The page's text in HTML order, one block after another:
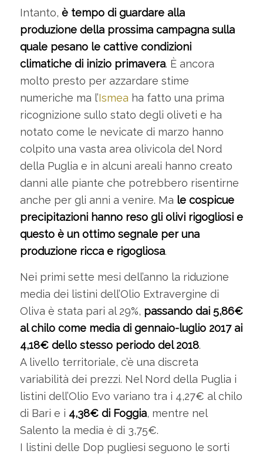
Intanto, è tempo di guardare alla
produzione della prossima campagna sulla
quale pesano le cattive condizioni
climatiche di inizio primavera. È ancora
molto presto per azzardare stime
numeriche ma l’Ismea ha fatto una prima
ricognizione sullo stato degli oliveti e ha
notato come le nevicate di marzo hanno
colpito una vasta area olivicola del Nord
della Puglia e in alcuni areali hanno creato
danni alle piante che potrebbero risentirne
anche per gli anni a venire. Ma le cospicue
precipitazioni hanno reso gli olivi rigogliosi e
questo è un ottimo segnale per una
produzione ricca e rigogliosa.
Nei primi sette mesi dell’anno la riduzione
media dei listini dell’Olio Extravergine di
Oliva è stata pari al 29%, passando dai 5,86€
al chilo come media di gennaio-luglio 2017 ai
4,18€ dello stesso periodo del 2018.
A livello territoriale, c’è una discreta
variabilità dei prezzi. Nel Nord della Puglia i
listini dell’Olio Evo variano tra i 4,27€ al chilo
di Bari e i 4,38€ di Foggia, mentre nel
Salento la media è di 3,75€.
I listini delle Dop pugliesi seguono le sorti